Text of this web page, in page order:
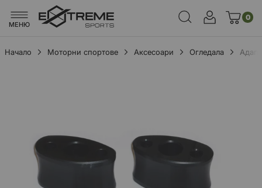
МЕНЮ
0
Начало Моторни спортове Аксесоари Огледала